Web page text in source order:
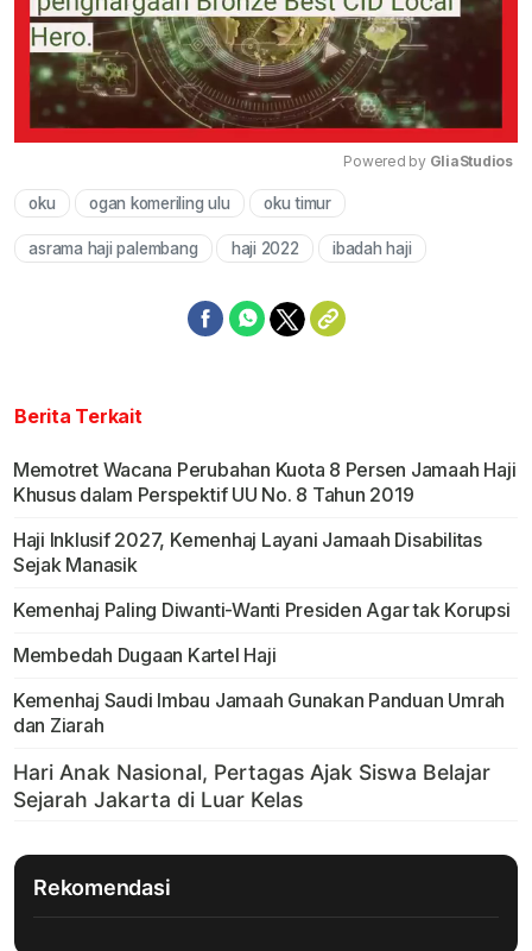
Powered by GliaStudios
oku ogan komeriling ulu oku timur
asrama haji palembang haji 2022 ibadah haji
Berita Terkait
Memotret Wacana Perubahan Kuota 8 Persen Jamaah Haji
Khusus dalam Perspektif UU No. 8 Tahun 2019
Haji Inklusif 2027, Kemenhaj Layani Jamaah Disabilitas
Sejak Manasik
Kemenhaj Paling Diwanti-Wanti Presiden Agar tak Korupsi
Membedah Dugaan Kartel Haji
Kemenhaj Saudi Imbau Jamaah Gunakan Panduan Umrah
dan Ziarah
Rekomendasi